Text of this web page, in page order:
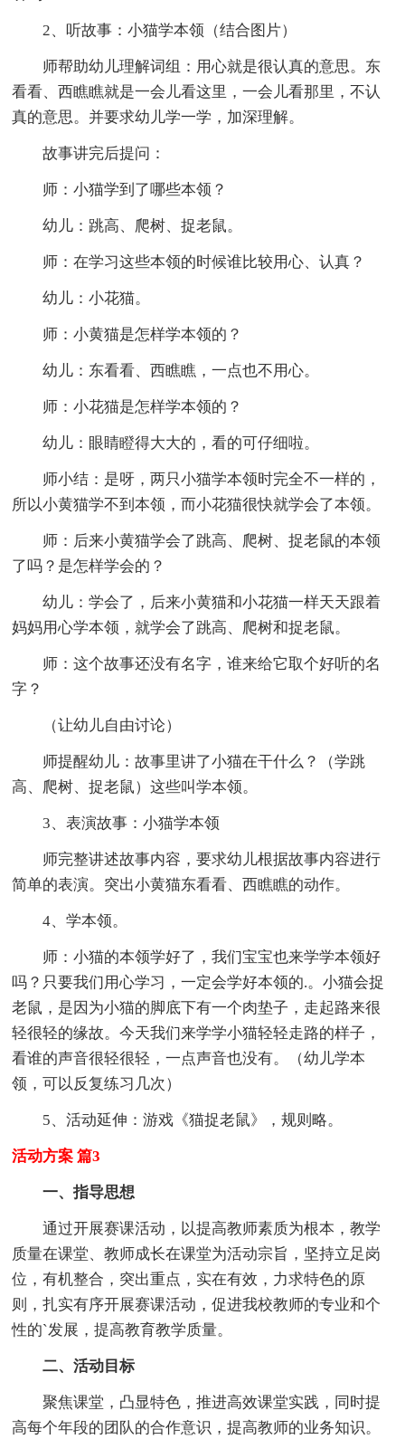
2、听故事：小猫学本领（结合图片）
师帮助幼儿理解词组：用心就是很认真的意思。东
看看、西瞧瞧就是一会儿看这里，一会儿看那里，不认
真的意思。并要求幼儿学一学，加深理解。
故事讲完后提问：
师：小猫学到了哪些本领？
幼儿：跳高、爬树、捉老鼠。
师：在学习这些本领的时候谁比较用心、认真？
幼儿：小花猫。
师：小黄猫是怎样学本领的？
幼儿：东看看、西瞧瞧，一点也不用心。
师：小花猫是怎样学本领的？
幼儿：眼睛瞪得大大的，看的可仔细啦。
师小结：是呀，两只小猫学本领时完全不一样的，
所以小黄猫学不到本领，而小花猫很快就学会了本领。
师：后来小黄猫学会了跳高、爬树、捉老鼠的本领
了吗？是怎样学会的？
幼儿：学会了，后来小黄猫和小花猫一样天天跟着
妈妈用心学本领，就学会了跳高、爬树和捉老鼠。
师：这个故事还没有名字，谁来给它取个好听的名
字？
（让幼儿自由讨论）
师提醒幼儿：故事里讲了小猫在干什么？（学跳
高、爬树、捉老鼠）这些叫学本领。
3、表演故事：小猫学本领
师完整讲述故事内容，要求幼儿根据故事内容进行
简单的表演。突出小黄猫东看看、西瞧瞧的动作。
4、学本领。
师：小猫的本领学好了，我们宝宝也来学学本领好
吗？只要我们用心学习，一定会学好本领的.。小猫会捉
老鼠，是因为小猫的脚底下有一个肉垫子，走起路来很
轻很轻的缘故。今天我们来学学小猫轻轻走路的样子，
看谁的声音很轻很轻，一点声音也没有。（幼儿学本
领，可以反复练习几次）
5、活动延伸：游戏《猫捉老鼠》，规则略。
活动方案 篇3
一、指导思想
通过开展赛课活动，以提高教师素质为根本，教学
质量在课堂、教师成长在课堂为活动宗旨，坚持立足岗
位，有机整合，突出重点，实在有效，力求特色的原
则，扎实有序开展赛课活动，促进我校教师的专业和个
性的`发展，提高教育教学质量。
二、活动目标
聚焦课堂，凸显特色，推进高效课堂实践，同时提
高每个年段的团队的合作意识，提高教师的业务知识。